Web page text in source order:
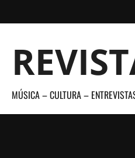
al
MÚSICA – CULTURA –